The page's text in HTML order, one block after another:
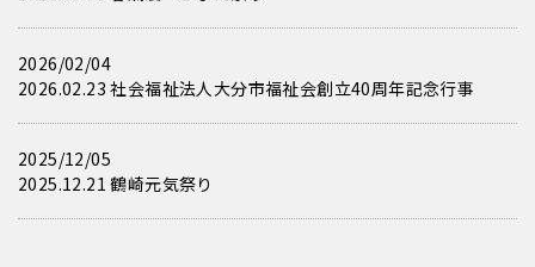
2026/02/04
2026.02.23 社会福祉法人大分市福祉会創立40周年記念行事
2025/12/05
2025.12.21 鶴崎元気祭り